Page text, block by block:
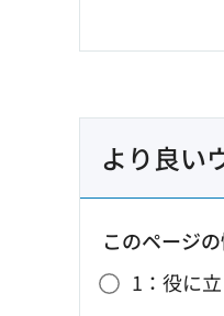
より良い
このページ
1：役に